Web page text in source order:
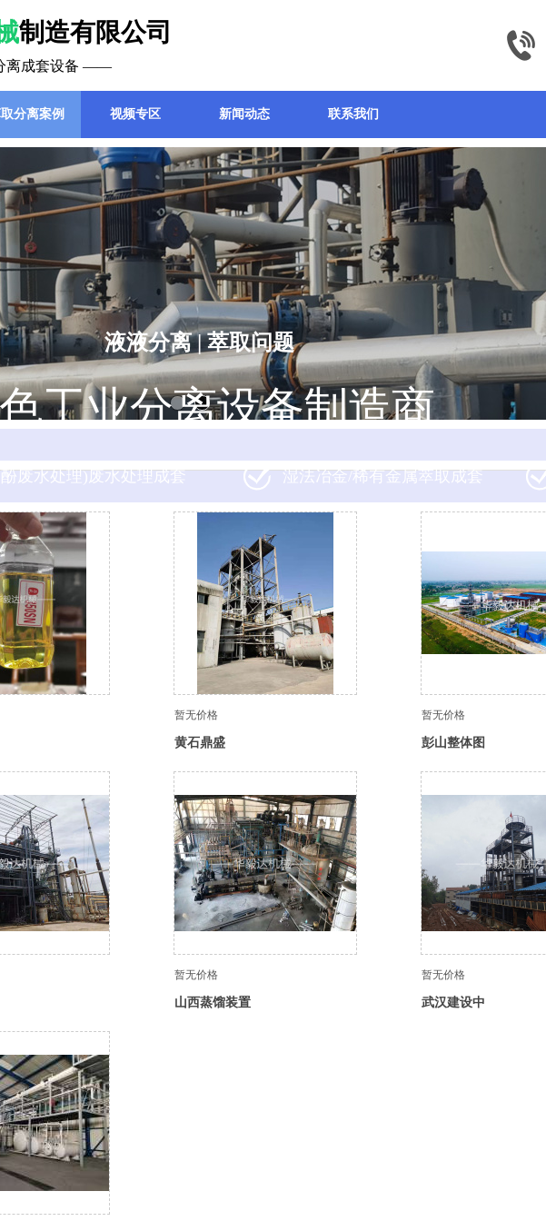
工业分离设备制造商
液液分离 | 萃取问题
离成套设备 ——
废水处理)废水处理成套 湿法冶金/稀有金属萃取成套
制造有限公司
分离案例 视频专区 新闻动态 联系我们
暂无价格
黄石鼎盛
暂无价格
彭山整体图
暂无价格
山西蒸馏装置
暂无价格
武汉建设中